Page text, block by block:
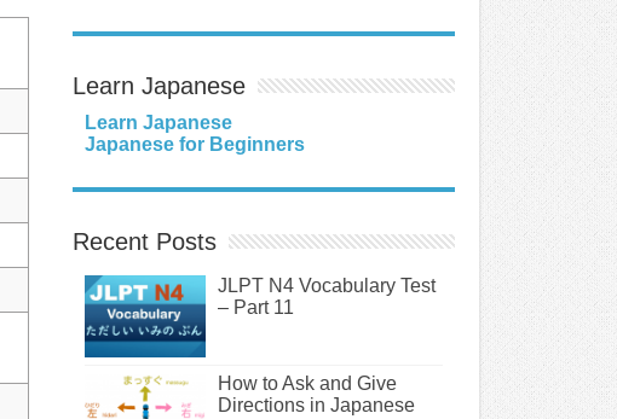
Learn Japanese
Learn Japanese
Japanese for Beginners
Recent Posts
JLPT N4 Vocabulary Test
– Part 11
How to Ask and Give
Directions in Japanese